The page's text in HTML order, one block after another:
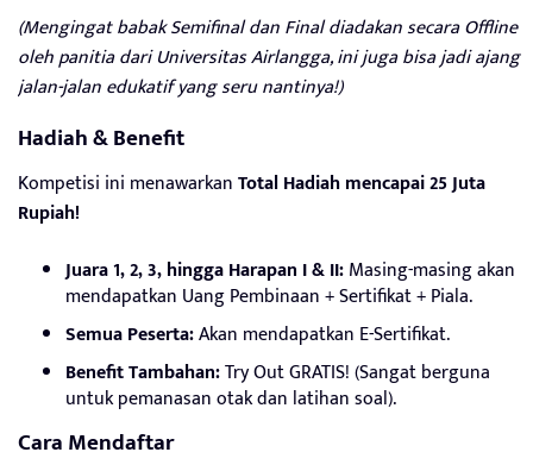
(Mengingat babak Semifinal dan Final diadakan secara Offline
oleh panitia dari Universitas Airlangga, ini juga bisa jadi ajang
jalan-jalan edukatif yang seru nantinya!)
Hadiah & Benefit
Kompetisi ini menawarkanTotal Hadiah mencapai 25 Juta
Rupiah!
Juara 1, 2, 3, hingga Harapan I & II:Masing-masing akan
mendapatkan Uang Pembinaan + Sertifikat + Piala.
Semua Peserta:Akan mendapatkan E-Sertifikat.
Benefit Tambahan:Try Out GRATIS! (Sangat berguna
untuk pemanasan otak dan latihan soal).
Cara Mendaftar